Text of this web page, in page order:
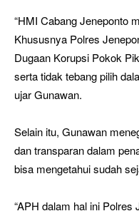
“HMI Cabang Jeneponto
Khususnya Polres
Dugaan Korupsi Pokok
serta tidak tebang pilih
ujar Gunawan.
Selain itu, Gunawan
dan transparan dalam
bisa mengetahui sudah
“APH dalam hal ini